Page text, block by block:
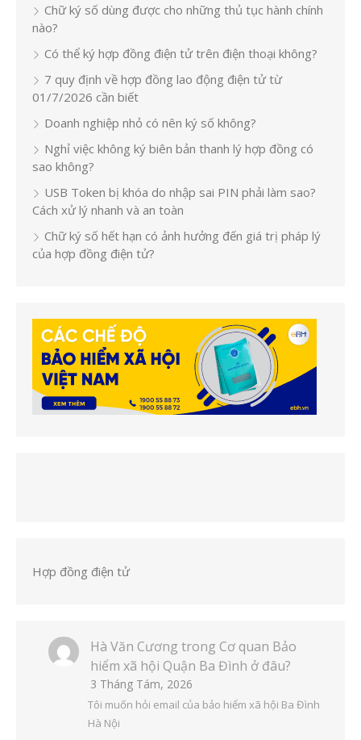
Chữ ký số dùng được cho những thủ tục hành chính
nào?
Có thể ký hợp đồng điện tử trên điện thoại không?
7 quy định về hợp đồng lao động điện tử từ
01/7/2026 cần biết
Doanh nghiệp nhỏ có nên ký số không?
Nghỉ việc không ký biên bản thanh lý hợp đồng có
sao không?
USB Token bị khóa do nhập sai PIN phải làm sao?
Cách xử lý nhanh và an toàn
Chữ ký số hết hạn có ảnh hưởng đến giá trị pháp lý
của hợp đồng điện tử?
Hợp đồng điện tử
Hà Văn Cương trong Cơ quan Bảo
hiểm xã hội Quận Ba Đình ở đâu?
3 Tháng Tám, 2026
Tôi muốn hỏi email của bảo hiểm xã hội Ba Đình
Hà Nội